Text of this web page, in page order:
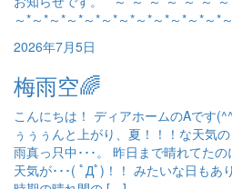
～*～*～*～*～*～*～*～*～*～*～*
2026年7月5日
梅雨空🌈
こんにちは！ ディアホームのAです
ぅぅぅんと上がり、夏！！！な天気
雨真っ只中･･･。 昨日まで晴れてた
天気が･･･( ﾟДﾟ)！！ みたいな日も